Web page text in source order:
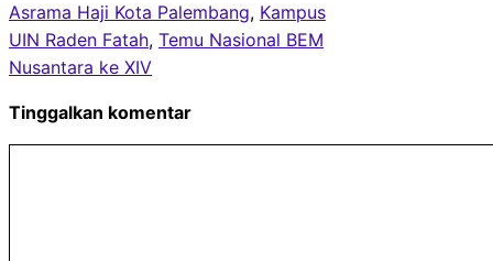
Asrama Haji Kota Palembang, Kampus
UIN Raden Fatah, Temu Nasional BEM
Nusantara ke XIV
Tinggalkan komentar